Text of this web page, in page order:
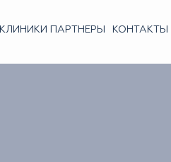
КЛИНИКИ ПАРТНЕРЫ КОНТАКТЫ